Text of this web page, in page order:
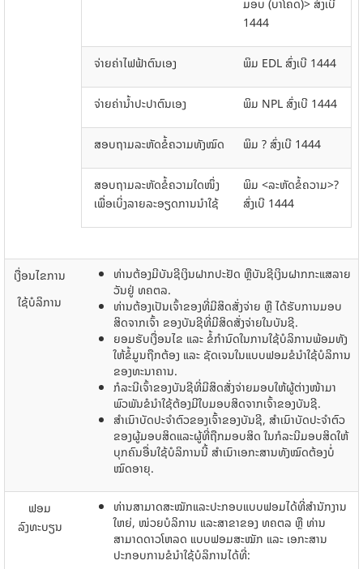
1444
ຈ່າຍຄ່າໄຟຟ້າຕົນເອງ ພິມ EDL ສົ່ງເບີ 1444
ຈ່າຍຄ່ານໍ້າປະປາຕົນເອງ ພິມ NPL ສົ່ງເບີ 1444
ສອບຖາມລະຫັດຂໍ້ຄວາມທັງໝົດ ພິມ ? ສົ່ງເບີ 1444
ສອບຖາມລະຫັດຂໍ້ຄວາມໃດໜຶ່ງ
ເພື່ອເບິ່ງລາຍລະອຽດການນໍາໃຊ້
ພິມ <ລະຫັດຂໍ້ຄວາມ>?
ສົ່ງເບີ 1444
ເງື່ອນໄຂການ
ໃຊ້ບໍລິການ
ທ່ານ​ຕ້ອງ​ມີ​ບັນຊີ​ເງິນ​ຝາກ​ປະຢັດ ຫຼື​ບັນຊີ​ເງິນ​ຝາກກະ​ແສ​ລາຍ​
ວັນຢູ່​ ທຄຕລ.
ທ່ານ​ຕ້ອງ​ເປັນ​ເຈົ້າ​ຂອງ​​ທີ່​ມີ​ສິດ​ສັ່ງຈ່າຍ ຫຼື ​ໄດ້​ຮັບ​ການ​ມອບ​
ສິດ​ຈາກ​ເຈົ້າ​ ຂອງ​ບັນຊີ​ທີ່​ມີ​ສິດ​ສັ່ງຈ່າຍ​ໃນ​ບັນຊີ.
ຍອມຮັບ​ເງື່ອນ​ໄຂ ​ແລະ​ ຂໍ້​ກໍານົດ​ໃນ​ການ​ໃຊ້​ບໍລິການພ້ອມ​ທັງ​
ໃຫ້​ຂໍ້​ມູນ​ຖືກຕ້ອງ ​​ແລະ​ ຊັດ​ເຈນ​ໃນ​ແບບ​ຟອມຂໍ​​ນໍາ​ໃຊ້​ບໍລິການ
ຂອງ​ທະນາຄານ.
ກໍລະນີ​ເຈົ້າ​ຂອງ​ບັນຊີ​ທີ່​ມີ​ສິດ​ສັ່ງ​ຈ່າຍມອບ​​ໃຫ້​ຜູ້​ຕ່າງ​ໜ້າ​ມາ​
ພົວພັນ​ຂໍ​ນໍາ​ໃຊ້ຕ້ອງ​ມີ​​ໃບ​ມອບ​ສິດ​ຈາກ​ເຈົ້າ​ຂອງ​ບັນຊີ.
ສໍາ​ເນົາ​ບັດປະຈໍາຕົວ​ຂອງ​ເຈົ້າ​ຂອງ​ບັນຊີ, ສໍາ​ເນົາ​ບັດປະຈໍາຕົວ​
ຂອງ​ຜູ້​ມອບ​ສິດ​ແລະ​ຜູ້​ທີ່​ຖືກ​ມອບ​ສິດ ​ໃນ​ກໍລະນີ​ມອບ​ສິດ​ໃຫ້​
ບຸກຄົນ​ອື່ນ​​ໃຊ້​ບໍລິການ​ນີ້ ສໍາເນົາ​​ເອກະສານ​ທັງ​ໝົດ​ຕ້ອງ​ບໍ່​
ໝົດ​ອາຍຸ.
ຟອມ
ລົງທະບຽນ
ທ່ານ​ສາມາດສະໝັກ​ແລະ​ປະກອບ​ແບບ​ຟອມ​ໄດ້​ທີ່​ສໍານັກງານ​
ໃຫຍ່, ໜ່ວຍ​ບໍລິການ ​ແລະ​ສາຂາ​ຂອງ ທຄຕລ ຫຼື ​ທ່ານ​
ສາມາດ​ດາວ​ໂຫລດ ​ແບບ​ຟອມສະໝັກ ​ແລະ ​ເອກະສາ​ນ
ປະກອບ​ການ​ຂໍ​ນໍາ​ໃຊ້​ບໍລິການ​ໄດ້​ທີ່: